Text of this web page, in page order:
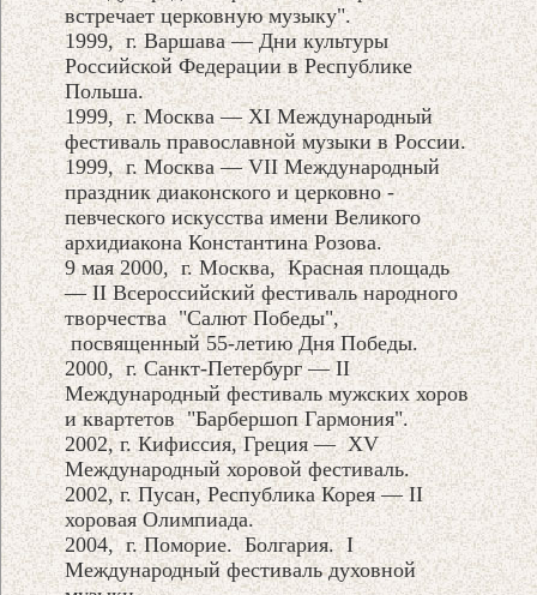
встречает церковную музыку".
1999, г. Варшава — Дни культуры
Российской Федерации в Республике
Польша.
1999, г. Москва — XI Международный
фестиваль православной музыки в России.
1999, г. Москва — VII Международный
праздник диаконского и церковно -
певческого искусства имени Великого
архидиакона Константина Розова.
9 мая 2000, г. Москва, Красная площадь
— II Всероссийский фестиваль народного
творчества "Салют Победы",
посвященный 55-летию Дня Победы.
2000, г. Санкт-Петербург — II
Международный фестиваль мужских хоров
и квартетов "Барбершоп Гармония".
2002, г. Кифиссия, Греция — XV
Международный хоровой фестиваль.
2002, г. Пусан, Республика Корея — II
хоровая Олимпиада.
2004, г. Поморие. Болгария. I
Международный фестиваль духовной